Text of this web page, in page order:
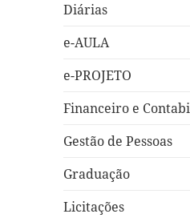
Diárias
e-AULA
e-PROJETO
Financeiro e
Gestão de Pessoas
Graduação
Licitações